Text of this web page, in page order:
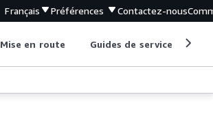
Français Préférences Contactez-nous
Mise en route Guides de service